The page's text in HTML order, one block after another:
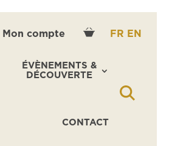
Mon compte FR EN
ÉVÈNEMENTS &
DÉCOUVERTE
CONTACT